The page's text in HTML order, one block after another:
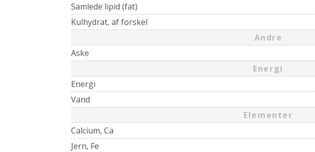
Samlede lipid (fat)
Kulhydrat, af forskel
Andre
Aske
Energi
Energi
Vand
Elementer
Calcium, Ca
Jern, Fe